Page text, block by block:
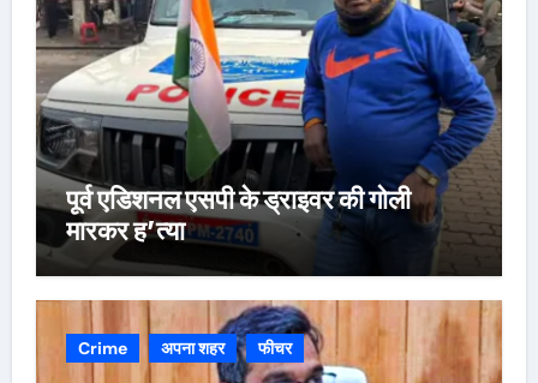
पूर्व एडिशनल एसपी के ड्राइवर की गोली
मारकर ह’त्या
Crime अपना शहर फीचर